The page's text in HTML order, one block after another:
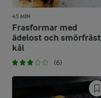
45 MIN
Frasformar med
ädelost och smörfräst
kål
(6)